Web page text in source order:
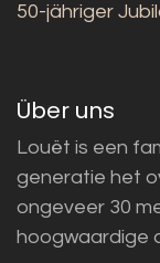
50-jähriger
Über uns
Louët is een
generatie het
ongeveer 30
hoogwaardige